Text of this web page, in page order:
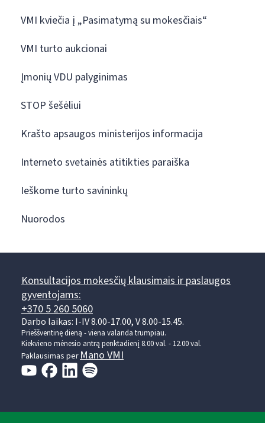
VMI kviečia į „Pasimatymą su mokesčiais“
VMI turto aukcionai
Įmonių VDU palyginimas
STOP šešėliui
Krašto apsaugos ministerijos informacija
Interneto svetainės atitikties paraiška
Ieškome turto savininkų
Nuorodos
Konsultacijos mokesčių klausimais ir paslaugos
gyventojams:
+370 5 260 5060
Darbo laikas: I-IV 8.00-17.00, V 8.00-15.45.
Prieššventinę dieną - viena valanda trumpiau.
Kiekvieno mėnesio antrą penktadienį 8.00 val. - 12.00 val.
Paklausimas per Mano VMI